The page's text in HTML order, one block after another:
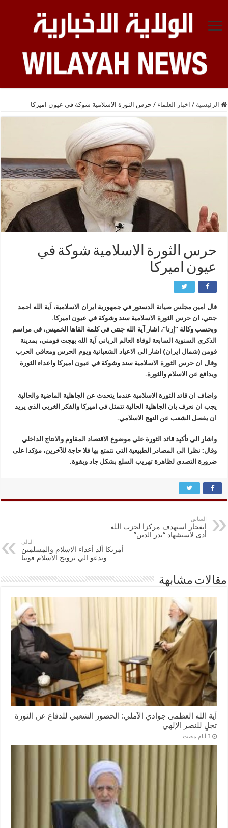
الرئيسية / اخبار العلماء / حرس الثورة الاسلامية شوكة في عيون اميركا
حرس الثورة الاسلامية شوكة في
عيون اميركا
قال امين مجلس صيانة الدستور في جمهورية ايران الاسلامية، آية الله احمد
جنتي، ان حرس الثورة الاسلامية سند وشوكة في عيون اميركا.
وبحسب وكالة “إرنا”، اشار آية الله جنتي في كلمة القاها الخميس، في مراسم
الذكرى السنوية السابعة لوفاة العالم الرباني آية الله بهجت فومني، بمدينة
فومن (شمال ايران) اشار الى الاعياد الشعبانية ويوم الحرس ومعاقي الحرب
وقال ان حرس الثورة الاسلامية سند وشوكة في عيون اميركا واعداء الثورة
ويدافع عن الاسلام والثورة.
واضاف ان قائد الثورة الاسلامية عندما يتحدث عن الجاهلية الماضية والحالية
يجب ان نعرف بان الجاهلية الحالية تتمثل في اميركا والفكر الغربي الذي يريد
ان يفصل الشعب عن النهج الاسلامي.
واشار الى تأكيد قائد الثورة على موضوع الاقتصاد المقاوم والانتاج الداخلي
وقال: نظرا الى المصادر الطبيعية التي نتمتع بها فلا حاجة للآخرين، مؤكدا على
ضرورة التصدي لظاهرة تهريب السلع بشكل جاد وبقوة.
السابق
انفجار استهدف مركزا لحزب الله
أدى لاستشهاد “بدر الدين”
التالي
أمريكا ألد أعداء الاسلام والمسلمين
وتدعو الي ترويج الاسلام فوبيا
مقالات مشابهة
آية الله العظمى جوادي الآملي: الحضور الشعبي للدفاع عن الثورة
تجلٍ للنصر الإلهي